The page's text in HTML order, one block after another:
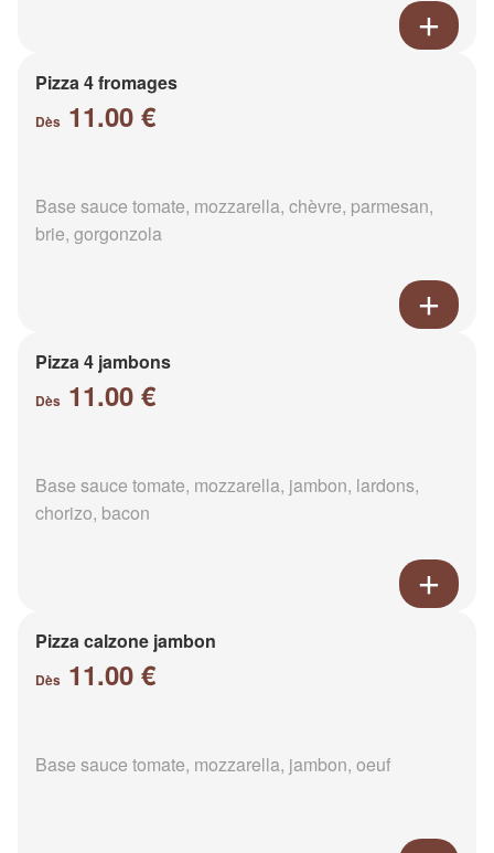
Pizza 4 fromages
Dès 11.00 €
Base sauce tomate, mozzarella, chèvre, parmesan,
brie, gorgonzola
Pizza 4 jambons
Dès 11.00 €
Base sauce tomate, mozzarella, jambon, lardons,
chorizo, bacon
Pizza calzone jambon
Dès 11.00 €
Base sauce tomate, mozzarella, jambon, oeuf